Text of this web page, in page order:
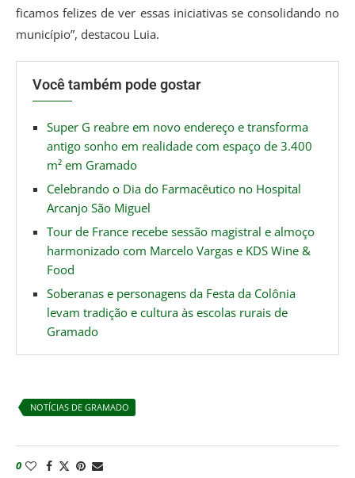
ficamos felizes de ver essas iniciativas se consolidando no
município”, destacou Luia.
Você também pode gostar
Super G reabre em novo endereço e transforma
antigo sonho em realidade com espaço de 3.400
m² em Gramado
Celebrando o Dia do Farmacêutico no Hospital
Arcanjo São Miguel
Tour de France recebe sessão magistral e almoço
harmonizado com Marcelo Vargas e KDS Wine &
Food
Soberanas e personagens da Festa da Colônia
levam tradição e cultura às escolas rurais de
Gramado
NOTÍCIAS DE GRAMADO
0